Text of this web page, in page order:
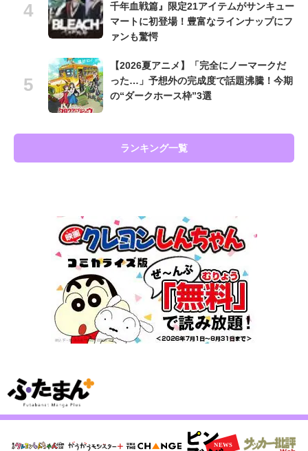
千年血戦篇』限定21アイテムがサンキュー
マートに初登場！豊富なラインナップにフ
ァンも驚愕
【2026夏アニメ】「完全にノーマークだ
った…」予想外の完成度で話題沸騰！今期
の“ダークホース枠”3選
ランキング一覧